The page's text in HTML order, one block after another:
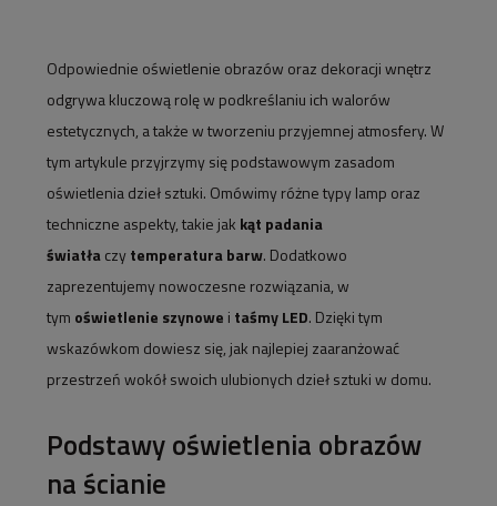
Odpowiednie oświetlenie obrazów oraz dekoracji wnętrz
odgrywa kluczową rolę w podkreślaniu ich walorów
estetycznych, a także w tworzeniu przyjemnej atmosfery. W
tym artykule przyjrzymy się podstawowym zasadom
oświetlenia dzieł sztuki. Omówimy różne typy lamp oraz
techniczne aspekty, takie jak kąt padania
światłaczytemperatura barw. Dodatkowo
zaprezentujemy nowoczesne rozwiązania, w
tym oświetlenie szynowe i taśmy LED. Dzięki tym
wskazówkom dowiesz się, jak najlepiej zaaranżować
przestrzeń wokół swoich ulubionych dzieł sztuki w domu.
Podstawy oświetlenia obrazów
na ścianie